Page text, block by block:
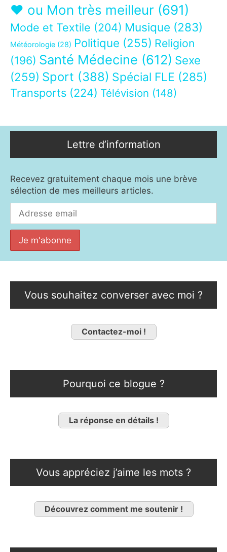
❤ ou Mon très meilleur (691)
Mode et Textile (204) Musique (283)
Météorologie (28) Politique (255) Religion
(196) Santé Médecine (612) Sexe
(259) Sport (388) Spécial FLE (285)
Transports (224) Télévision (148)
Lettre d’information
Recevez gratuitement chaque mois une brève
sélection de mes meilleurs articles.
Vous souhaitez converser avec moi ?
Contactez-moi !
Pourquoi ce blogue ?
La réponse en détails !
Vous appréciez j’aime les mots ?
Découvrez comment me soutenir !